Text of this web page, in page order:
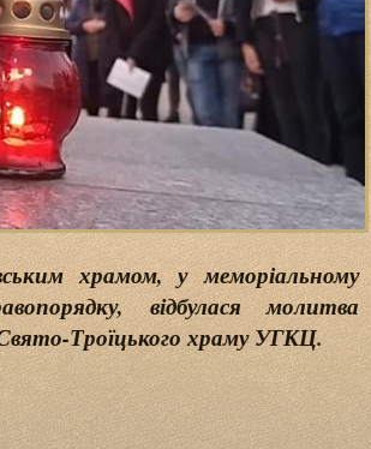
храмом, у меморіальному
відбулася молитва
Троїцького храму УГКЦ.